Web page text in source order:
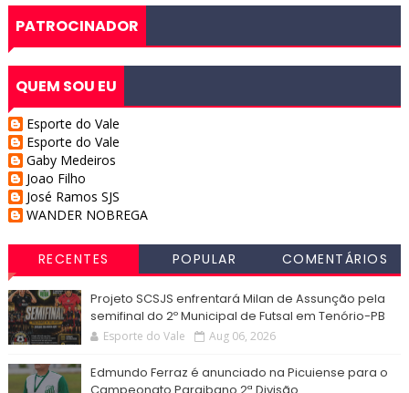
PATROCINADOR
QUEM SOU EU
Esporte do Vale
Esporte do Vale
Gaby Medeiros
Joao Filho
José Ramos SJS
WANDER NOBREGA
RECENTES POPULAR COMENTÁRIOS
Projeto SCSJS enfrentará Milan de Assunção pela
semifinal do 2º Municipal de Futsal em Tenório-PB
Esporte do Vale Aug 06, 2026
Edmundo Ferraz é anunciado na Picuiense para o